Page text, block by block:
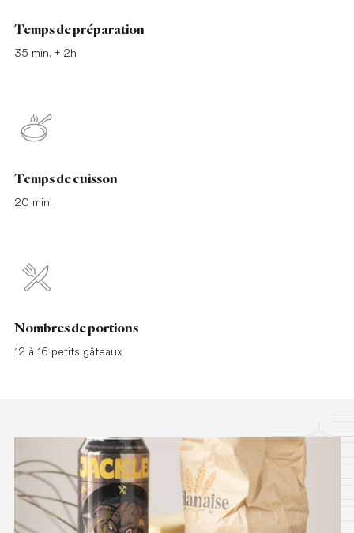
Temps de préparation
35 min. + 2h
Temps de cuisson
20 min.
Nombres de portions
12 à 16 petits gâteaux